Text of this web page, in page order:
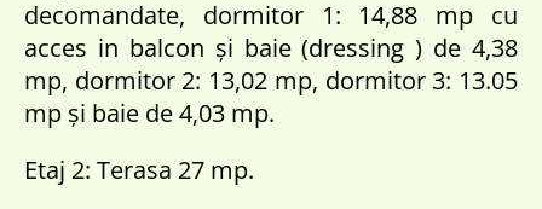
decomandate, dormitor 1: 14,88 mp cu
acces in balcon și baie (dressing ) de 4,38
mp, dormitor 2: 13,02 mp, dormitor 3: 13.05
mp și baie de 4,03 mp.
Etaj 2: Terasa 27 mp.